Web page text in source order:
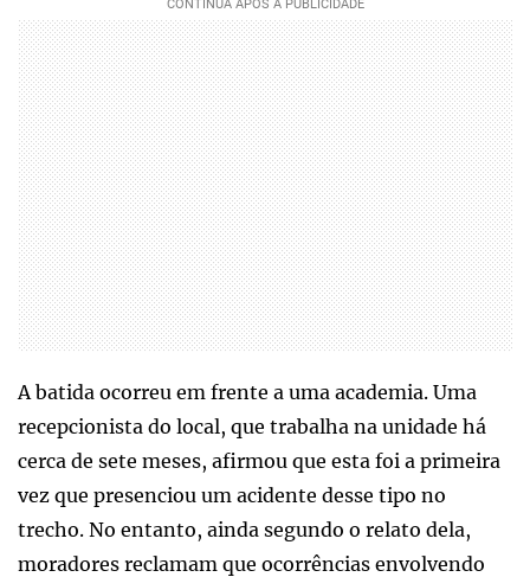
A batida ocorreu em frente a uma academia. Uma
recepcionista do local, que trabalha na unidade há
cerca de sete meses, afirmou que esta foi a primeira
vez que presenciou um acidente desse tipo no
trecho. No entanto, ainda segundo o relato dela,
moradores reclamam que ocorrências envolvendo